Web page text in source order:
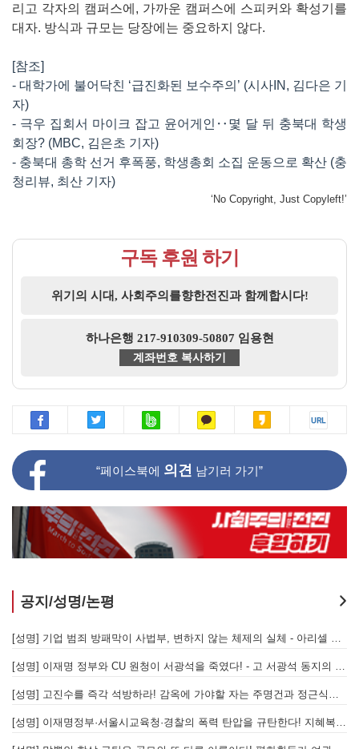
리고 각자의 캠퍼스에, 가까운 캠퍼스에 스피커와 확성기를
대자. 방식과 규모는 당장에는 중요하지 않다.
[참조]
- 대학가에 불어닥친 ‘급진화된 보수주의’ (시사IN, 김다은 기
자)
- 극우 집회서 마이크 잡고 윤어게인‥몇 달 뒤 충북대 학생
회장? (MBC, 김은초 기자)
- 충북대 총학 선거 후폭풍, 학생총회 소집 운동으로 확산 (충
청리뷰, 최산 기자)
‘No Copyright, Just Copyleft!’
구독 후원 하기
위기의 시대, 사회주의를향한전진과 함께합시다!
하나은행 217-910309-50807 임용현
계좌번호 복사하기
“페이스북에 의견 남기러 가기”
공지/성명/논평
[성명] 기업 범죄 방패막이 사법부, 변하지 않는 체제의 실체 - 아리셀 참사 주범 박순관 4년 선고에 부쳐
[성명] 이재명 정부와 CU 원청이 서광석을 죽였다! - 고 서광석 동지의 죽음을 애도하며
[성명] 고진수를 즉각 석방하라! 감옥에 가야할 자는 주명건과 정근식이다!
[성명] 이재명정부·서울시교육청·경찰의 폭력 탄압을 규탄한다! 지혜복 교사와 연대자들을 즉각 석방하라!